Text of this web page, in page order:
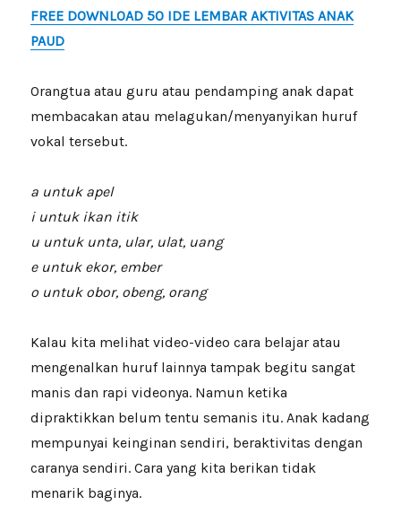
FREE DOWNLOAD 50 IDE LEMBAR AKTIVITAS ANAK
PAUD
Orangtua atau guru atau pendamping anak dapat
membacakan atau melagukan/menyanyikan huruf
vokal tersebut.
a untuk apel
i untuk ikan itik
u untuk unta, ular, ulat, uang
e untuk ekor, ember
o untuk obor, obeng, orang
Kalau kita melihat video-video cara belajar atau
mengenalkan huruf lainnya tampak begitu sangat
manis dan rapi videonya. Namun ketika
dipraktikkan belum tentu semanis itu. Anak kadang
mempunyai keinginan sendiri, beraktivitas dengan
caranya sendiri. Cara yang kita berikan tidak
menarik baginya.